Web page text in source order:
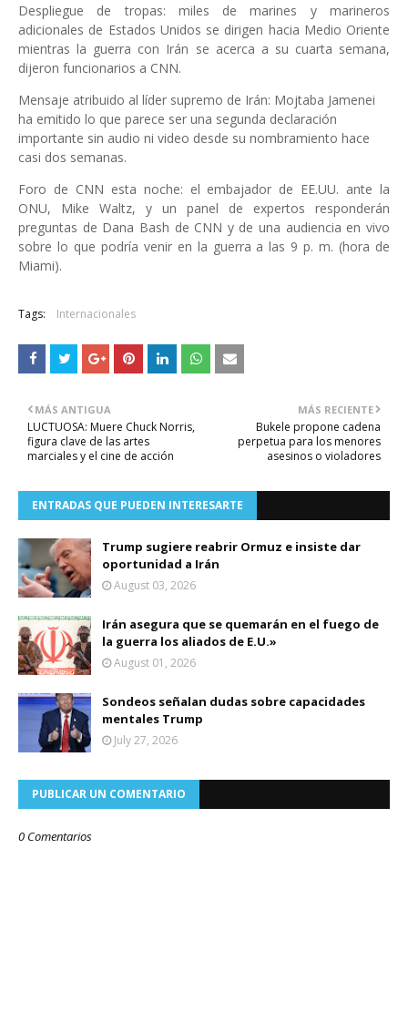
Despliegue de tropas: miles de marines y marineros
adicionales de Estados Unidos se dirigen hacia Medio Oriente
mientras la guerra con Irán se acerca a su cuarta semana,
dijeron funcionarios a CNN.
Mensaje atribuido al líder supremo de Irán: Mojtaba Jamenei
ha emitido lo que parece ser una segunda declaración
importante sin audio ni video desde su nombramiento hace
casi dos semanas.
Foro de CNN esta noche: el embajador de EE.UU. ante la
ONU, Mike Waltz, y un panel de expertos responderán
preguntas de Dana Bash de CNN y de una audiencia en vivo
sobre lo que podría venir en la guerra a las 9 p. m. (hora de
Miami).
Tags: Internacionales
MÁS RECIENTE
Bukele propone cadena
perpetua para los menores
asesinos o violadores
MÁS ANTIGUA
LUCTUOSA: Muere Chuck Norris,
figura clave de las artes
marciales y el cine de acción
ENTRADAS QUE PUEDEN INTERESARTE
Trump sugiere reabrir Ormuz e insiste dar
oportunidad a Irán
August 03, 2026
Irán asegura que se quemarán en el fuego de
la guerra los aliados de E.U.»
August 01, 2026
Sondeos señalan dudas sobre capacidades
mentales Trump
July 27, 2026
PUBLICAR UN COMENTARIO
0 Comentarios